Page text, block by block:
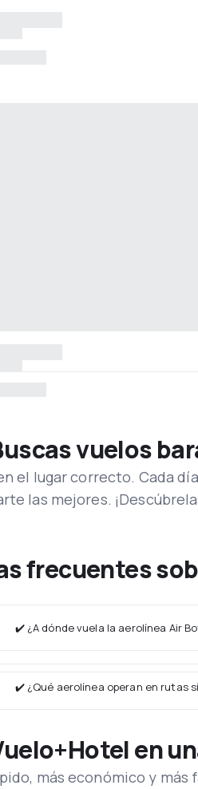
vuelos
el lugar correcto. Cada
las mejores.
frecuentes
✔️ ¿A dónde vuela la aerolínea Air
✔️ ¿Qué aerolínea operan en rutas
en
más económico y